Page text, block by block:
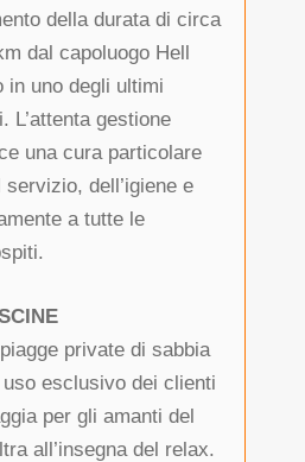
della durata di circa
dal capoluogo Hell
in uno degli ultimi
L’attenta gestione
una cura particolare
dell’igiene e
a tutte le
private di sabbia
esclusivo dei clienti
per gli amanti del
all’insegna del relax.